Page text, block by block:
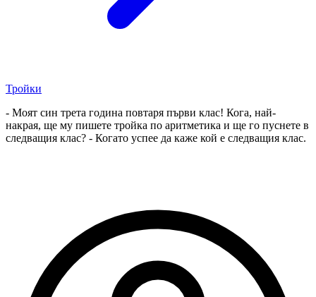
Тройки
- Моят син трета година повтаря първи клас! Кога, най-
накрая, ще му пишете тройка по аритметика и ще го пуснете в
следващия клас? - Когато успее да каже кой е следващия клас.